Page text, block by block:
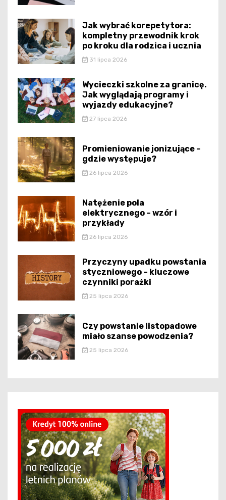
Jak wybrać korepetytora:
kompletny przewodnik krok
po kroku dla rodzica i ucznia
31 lipca 2026
Wycieczki szkolne za granicę.
Jak wyglądają programy i
wyjazdy edukacyjne?
27 lipca 2026
Promieniowanie jonizujące –
gdzie występuje?
26 lipca 2026
Natężenie pola
elektrycznego – wzór i
przykłady
26 lipca 2026
Przyczyny upadku powstania
styczniowego – kluczowe
czynniki porażki
25 lipca 2026
Czy powstanie listopadowe
miało szanse powodzenia?
25 lipca 2026